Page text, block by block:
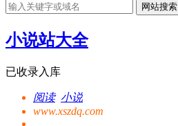
网站搜索
小说站大全
已收录入库
阅读 小说
www.xszdq.com